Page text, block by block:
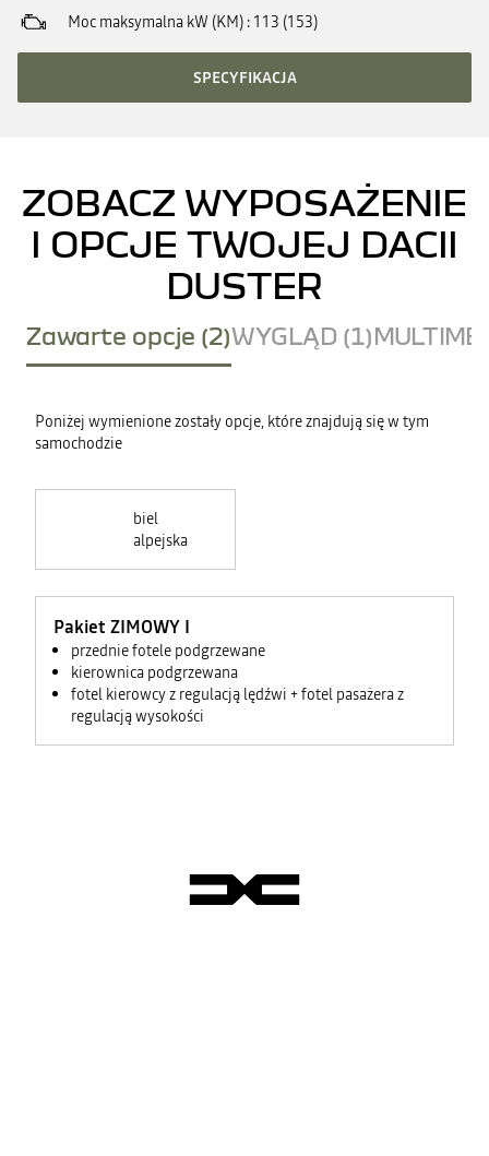
Moc maksymalna kW (KM) 113 (153)
SPECYFIKACJA
ZOBACZ WYPOSAŻENIE
I OPCJE TWOJEJ DACII
DUSTER
Zawarte opcje (2)WYGLĄD (1)
Poniżej wymienione zostały opcje, które znajdują się w tym
samochodzie
biel
alpejska
Pakiet ZIMOWY I
przednie fotele podgrzewane
kierownica podgrzewana
fotel kierowcy z regulacją lędźwi + fotel pasażera z
regulacją wysokości